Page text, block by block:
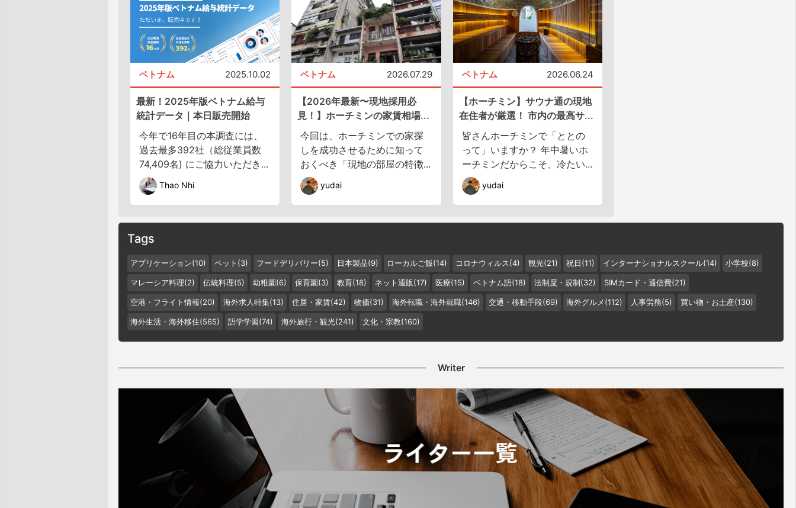
ベトナム 2025.10.02
最新！2025年版ベトナム給与
統計データ｜本日販売開始
今年で16年目の本調査には、
過去最多392社（総従業員数
74,409名) にご協力いただき...
Thao Nhi
ベトナム 2026.07.29
【2026年最新〜現地採用必
見！】ホーチミンの家賃相場...
今回は、ホーチミンでの家探
しを成功させるために知って
おくべき「現地の部屋の特徴...
yudai
ベトナム 2026.06.24
【ホーチミン】サウナ通の現地
在住者が厳選！ 市内の最高サ...
皆さんホーチミンで「ととの
って」いますか？ 年中暑いホ
ーチミンだからこそ、冷たい...
yudai
Tags
アプリケーション(10) ペット(3) フードデリバリー(5) 日本製品(9) ローカルご飯(14) コロナウィルス(4) 観光(21) 祝日(11) インターナショナルスクール(14) 小学校(8)
マレーシア料理(2) 伝統料理(5) 幼稚園(6) 保育園(3) 教育(18) ネット通販(17) 医療(15) ベトナム語(18) 法制度・規制(32) SIMカード・通信費(21)
空港・フライト情報(20) 海外求人特集(13) 住居・家賃(42) 物価(31) 海外転職・海外就職(146) 交通・移動手段(69) 海外グルメ(112) 人事労務(5) 買い物・お土産(130)
海外生活・海外移住(565) 語学学習(74) 海外旅行・観光(241) 文化・宗教(160)
Writer